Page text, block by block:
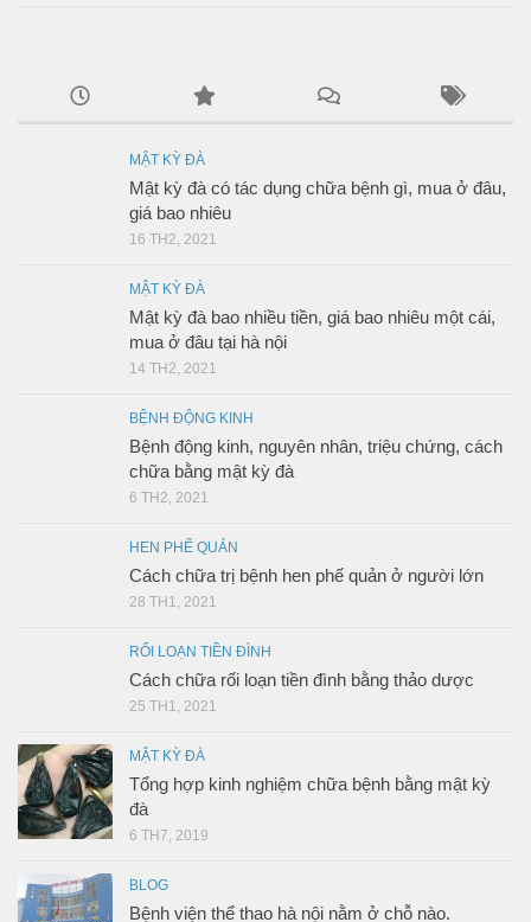
MẬT KỲ ĐÀ
Mật kỳ đà có tác dụng chữa bệnh gì, mua ở đâu,
giá bao nhiêu
16 TH2, 2021
MẬT KỲ ĐÀ
Mật kỳ đà bao nhiều tiền, giá bao nhiêu một cái,
mua ở đâu tại hà nội
14 TH2, 2021
BỆNH ĐỘNG KINH
Bệnh động kinh, nguyên nhân, triệu chứng, cách
chữa bằng mật kỳ đà
6 TH2, 2021
HEN PHẾ QUẢN
Cách chữa trị bệnh hen phế quản ở người lớn
28 TH1, 2021
RỐI LOẠN TIỀN ĐÌNH
Cách chữa rối loạn tiền đình bằng thảo dược
25 TH1, 2021
MẬT KỲ ĐÀ
Tổng hợp kinh nghiệm chữa bệnh bằng mật kỳ
đà
6 TH7, 2019
BLOG
Bệnh viện thể thao hà nội nằm ở chỗ nào.